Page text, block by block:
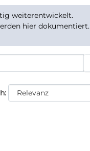
weiterentwickelt.
hier dokumentiert.